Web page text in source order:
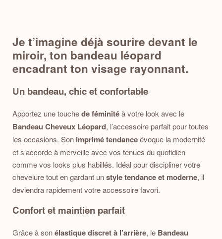
Je t’imagine déjà sourire devant le
miroir, ton bandeau léopard
encadrant ton visage rayonnant.
Un bandeau, chic et confortable
Apportez une touchede féminitéà votre look avec le
Bandeau Cheveux Léopard, l’accessoire parfait pour toutes
les occasions. Son imprimé tendanceévoque la modernité
et s’accorde à merveille avec vos tenues du quotidien
comme vos looks plus habillés. Idéal pour discipliner votre
chevelure tout en gardant unstyle tendance et moderne, il
deviendra rapidement votre accessoire favori.
Confort et maintien parfait
Grâce à sonélastique discret à l’arrière, le Bandeau